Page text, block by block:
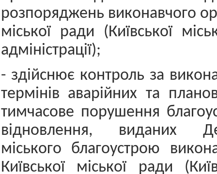
розпоряджень виконавчого
міської ради (Київської
адміністрації);
- здійснює контроль за
термінів аварійних та
тимчасове порушення
відновлення, виданих
міського благоустрою
Київської міської ради